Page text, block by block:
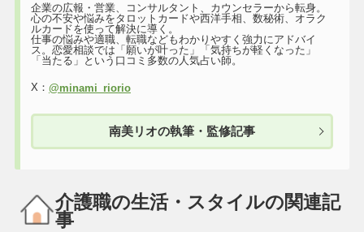
企業の広報・営業、コンサルタント、カウンセラーから転身。
心の不安や悩みをタロットカードや西洋手相、数秘術、オラク
ルカードを使って解決に導く。
仕事の悩みや適職、転職などもわかりやすく強力にアドバイ
ス。恋愛相談では「願いが叶った」「気持ちが軽くなった」
「当たる」という口コミ多数の人気占い師。
X： @minami_riorio
南美リオの執筆・監修記事
介護職の生活・スタイルの関連記
事